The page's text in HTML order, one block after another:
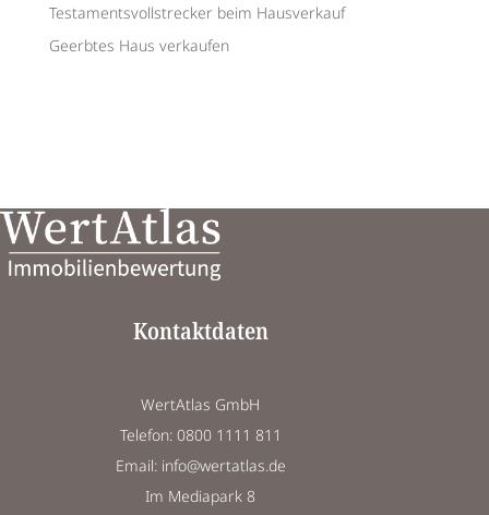
Testamentsvollstrecker beim Hausverkauf
Geerbtes Haus verkaufen
Kontaktdaten
WertAtlas GmbH
Telefon: 0800 1111 811
Email: info@wertatlas.de
Im Mediapark 8